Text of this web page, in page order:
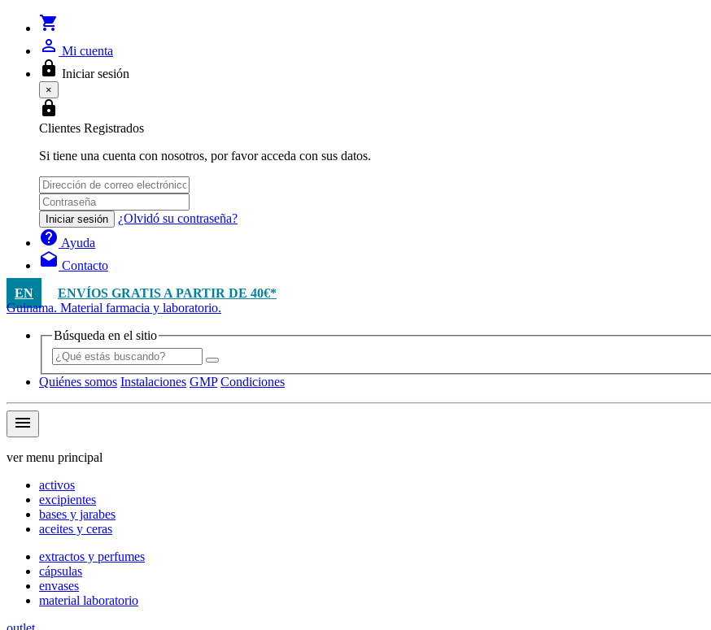
shopping_cart
person_outline Mi cuenta
lock Iniciar sesión
×
lock
Clientes Registrados
Si tiene una cuenta con nosotros, por favor acceda con sus datos.
Iniciar sesión ¿Olvidó su contraseña?
help Ayuda
drafts Contacto
EN
ENVÍOS GRATIS A PARTIR DE 40€*
Guinama. Material farmacia y laboratorio.
Búsqueda en el sitio
Quiénes somos Instalaciones GMP Condiciones
menu
ver menu principal
activos
excipientes
bases y jarabes
aceites y ceras
extractos y perfumes
cápsulas
envases
material laboratorio